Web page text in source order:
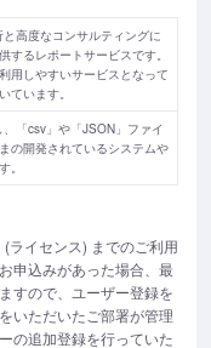
高度なコンサルティングに
するレポートサービスです。
用しやすいサービスとなって
ています。
「csv」や「JSON」ファイ
の開発されているシステムや
。
ライセンス) までのご利用
申込みがあった場合、最
すので、ユーザー登録を
いただいたご部署が管理
の追加登録を行っていた